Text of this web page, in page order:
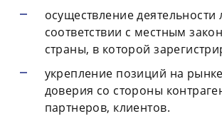
осуществление деятельности
соответствии с местным
страны, в которой
укрепление позиций на
доверия со стороны
партнеров, клиентов.